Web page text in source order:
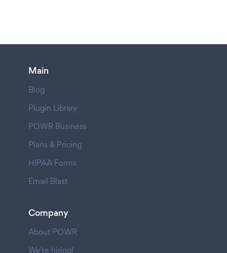
Main
Blog
Plugin Library
POWR Business
Plans & Pricing
HIPAA Forms
Email Blast
Company
About POWR
We're hiring!